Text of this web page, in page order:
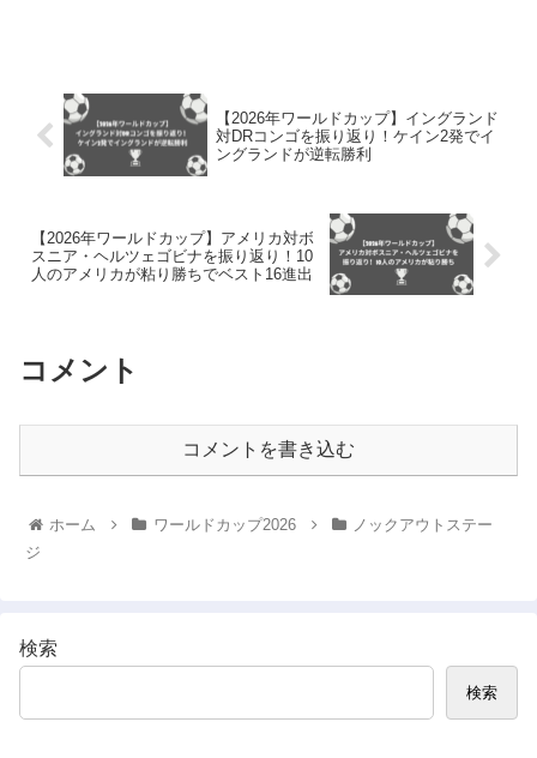
【2026年ワールドカップ】イングランド
対DRコンゴを振り返り！ケイン2発でイ
ングランドが逆転勝利
【2026年ワールドカップ】アメリカ対ボ
スニア・ヘルツェゴビナを振り返り！10
人のアメリカが粘り勝ちでベスト16進出
コメント
コメントを書き込む
ホーム ワールドカップ2026
ノックアウトステー
ジ
検索
検索